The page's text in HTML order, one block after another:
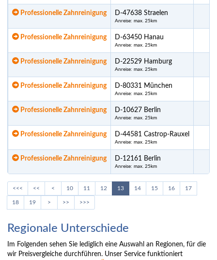
Professionelle Zahnreinigung D-47638 Straelen
Anreise: max. 25km
Professionelle Zahnreinigung D-63450 Hanau
Anreise: max. 25km
Professionelle Zahnreinigung D-22529 Hamburg
Anreise: max. 25km
Professionelle Zahnreinigung D-80331 München
Anreise: max. 25km
Professionelle Zahnreinigung D-10627 Berlin
Anreise: max. 25km
Professionelle Zahnreinigung D-44581 Castrop-Rauxel
Anreise: max. 25km
Professionelle Zahnreinigung D-12161 Berlin
Anreise: max. 25km
<<< << < 10 11 12 13 14 15 16 17
18 19 > >> >>>
Regionale Unterschiede
Im Folgenden sehen Sie lediglich eine Auswahl an Regionen, für die
wir Preisvergleiche durchführen. Unser Service funktioniert